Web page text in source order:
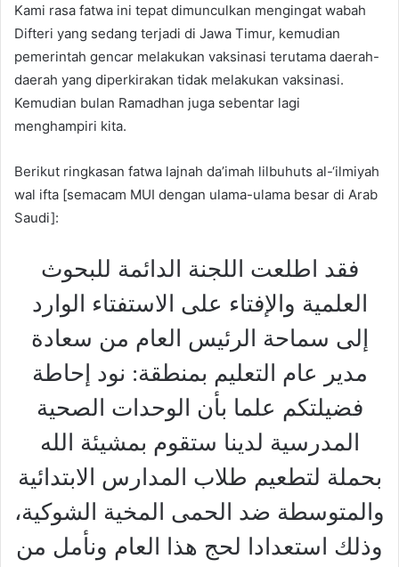
Kami rasa fatwa ini tepat dimunculkan mengingat wabah
Difteri yang sedang terjadi di Jawa Timur, kemudian
pemerintah gencar melakukan vaksinasi terutama daerah-
daerah yang diperkirakan tidak melakukan vaksinasi.
Kemudian bulan Ramadhan juga sebentar lagi
menghampiri kita.
Berikut ringkasan fatwa lajnah da’imah lilbuhuts al-‘ilmiyah
wal ifta [semacam MUI dengan ulama-ulama besar di Arab
Saudi]:
فقد اطلعت اللجنة الدائمة للبحوث
العلمية والإفتاء على الاستفتاء الوارد
إلى سماحة الرئيس العام من سعادة
مدير عام التعليم بمنطقة: نود إحاطة
فضيلتكم علما بأن الوحدات الصحية
المدرسية لدينا ستقوم بمشيئة الله
بحملة لتطعيم طلاب المدارس الابتدائية
والمتوسطة ضد الحمى المخية الشوكية،
وذلك استعدادا لحج هذا العام ونأمل من